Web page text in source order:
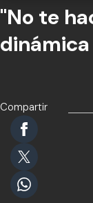
"No te
Compartir